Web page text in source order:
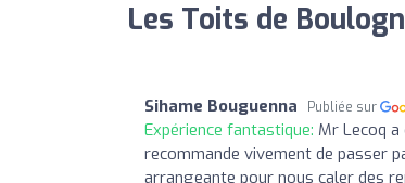
Les Toits de
Sihame Bouguenna Publiée sur
Expérience fantastique: Mr Lecoq
recommande vivement de passer
arrangeante pour nous caler des